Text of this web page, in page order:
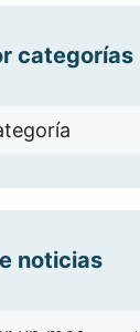
categorías
noticias